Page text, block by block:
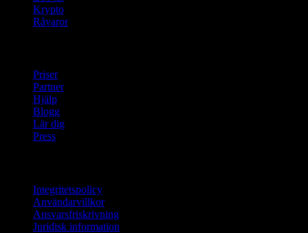
Krypto
Råvaror
Priser
Partner
Hjälp
Blogg
Lär dig
Press
Integritetspolicy
Användarvillkor
Ansvarsfriskrivning
Juridisk information